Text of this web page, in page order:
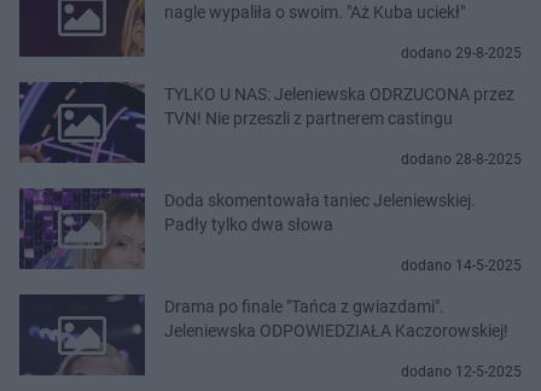
nagle wypaliła o swoim. "Aż Kuba uciekł"
dodano 29-8-2025
TYLKO U NAS: Jeleniewska ODRZUCONA przez
TVN! Nie przeszli z partnerem castingu
dodano 28-8-2025
Doda skomentowała taniec Jeleniewskiej.
Padły tylko dwa słowa
dodano 14-5-2025
Drama po finale "Tańca z gwiazdami".
Jeleniewska ODPOWIEDZIAŁA Kaczorowskiej!
dodano 12-5-2025